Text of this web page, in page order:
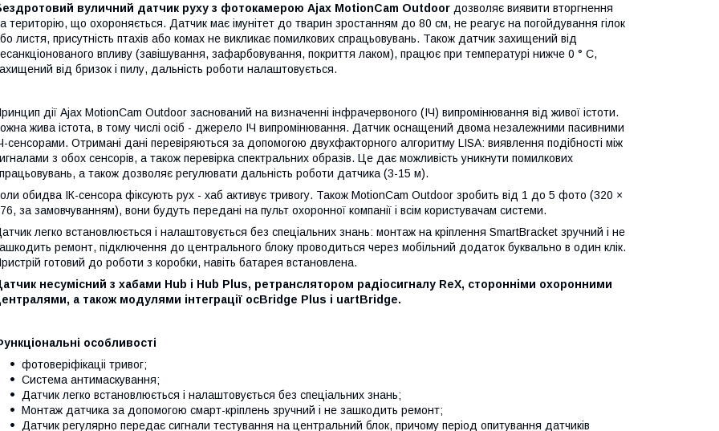
вуличний датчик руху з фотокамерою Ajax MotionCam Outdoor дозволяє виявити вторгнення
територію, що охороняється. Датчик має імунітет до тварин зростанням до 80 см, не реагує на погойдування гілок
листя, присутність птахів або комах не викликає помилкових спрацьовувань. Також датчик захищений від
впливу (завішування, зафарбовування, покриття лаком), працює при температурі нижче 0 ° C,
від бризок і пилу, дальність роботи налаштовується.
дії Ajax MotionCam Outdoor заснований на визначенні інфрачервоного (ІЧ) випромінювання від живої істоти.
жива істота, в тому числі осіб - джерело ІЧ випромінювання. Датчик оснащений двома незалежними пасивними
сенсорами. Отримані дані перевіряються за допомогою двухфакторного алгоритму LISA: виявлення подібності між
з обох сенсорів, а також перевірка спектральних образів. Це дає можливість уникнути помилкових
а також дозволяє регулювати дальність роботи датчика (3-15 м).
обидва ІК-сенсора фіксують рух - хаб активує тривогу. Також MotionCam Outdoor зробить від 1 до 5 фото (320 ×
за замовчуванням), вони будуть передані на пульт охоронної компанії і всім користувачам системи.
легко встановлюється і налаштовується без спеціальних знань: монтаж на кріплення SmartBracket зручний і не
ремонт, підключення до центрального блоку проводиться через мобільний додаток буквально в один клік.
готовий до роботи з коробки, навіть батарея встановлена.
несумісний з хабами Hub і Hub Plus, ретранслятором радіосигналу ReX, сторонніми охоронними
а також модулями інтеграції ocBridge Plus і uartBridge.
особливості
фотоверіфікаціі тривог;
Система антимаскування;
Датчик легко встановлюється і налаштовується без спеціальних знань;
Монтаж датчика за допомогою смарт-кріплень зручний і не зашкодить ремонт;
Датчик регулярно передає сигнали тестування на центральний блок, причому період опитування датчиків